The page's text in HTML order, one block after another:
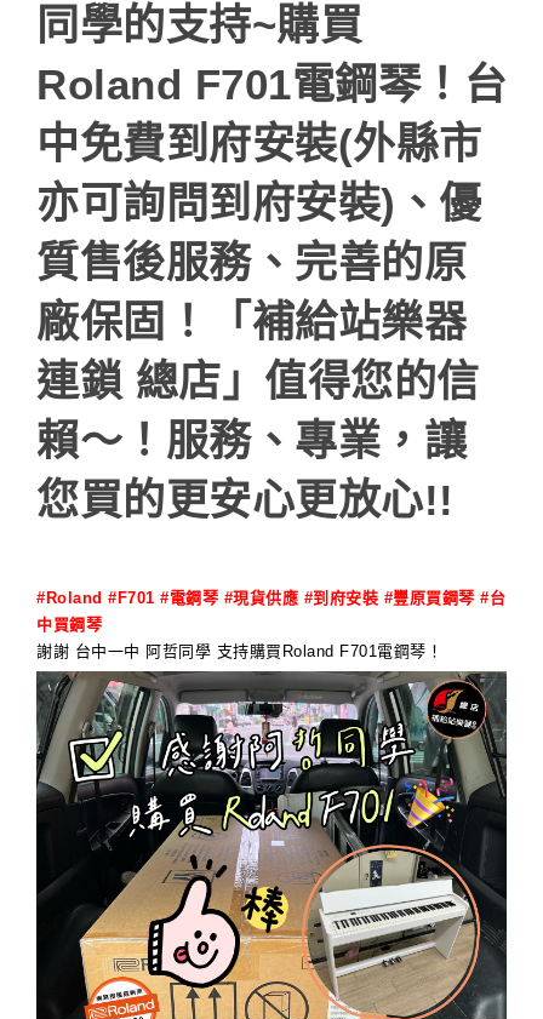
同學的支持~購買
Roland F701電鋼琴！台
中免費到府安裝(外縣市
亦可詢問到府安裝)、優
質售後服務、完善的原
廠保固！「補給站樂器
連鎖 總店」值得您的信
賴～！服務、專業，讓
您買的更安心更放心!!
#Roland #F701 #電鋼琴 #現貨供應 #到府安裝 #豐原買鋼琴 #台
中買鋼琴
謝謝 台中一中 阿哲同學 支持購買Roland F701電鋼琴！